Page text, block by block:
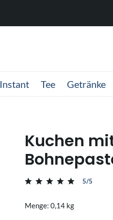
Instant Tee Getränke
Kuchen
5/5
Menge: 0,14 kg